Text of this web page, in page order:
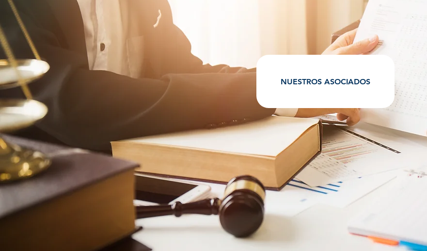
NUESTROS ASOCIADOS